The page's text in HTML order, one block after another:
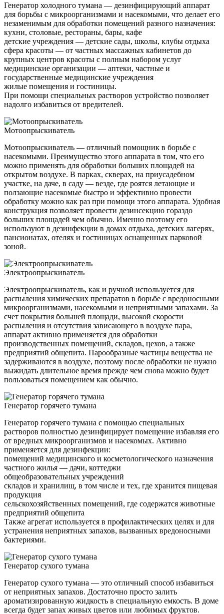
Генератор холодного тумана — дезинфицирующий аппарат
для борьбы с микроорганизмами и насекомыми, что делает его
незаменимым для обработки помещений разного назначения:
кухни, столовые, рестораны, бары, кафе
детские учреждения — детские сады, школы, клубы отдыха
сфера красоты — от частных массажных кабинетов до
крупных центров красоты с полным набором услуг
медицинские организации — аптеки, частные и
государственные медицинские учреждения
жилые помещения и гостиницы.
При помощи специальных растворов устройство позволяет
надолго избавиться от вредителей.
Мотоопрыскиватель
Мотоопрыскиватель — отличный помощник в борьбе с
насекомыми. Преимущество этого аппарата в том, что его
можно применять для обработки больших площадей на
открытом воздухе. В парках, скверах, на приусадебном
участке, на даче, в саду — везде, где роятся летающие и
ползающие насекомые быстро и эффективно провести
обработку можно как раз при помощи этого аппарата. Удобная
конструкция позволяет провести дезинсекцию гораздо
больших площадей чем обычно. Именно поэтому его
используют в дезинфекции в домах отдыха, детских лагерях,
пансионатах, отелях и гостиницах оснащенных парковой
зоной.
Электроопрыскиватель
Электроопрыскиватель, как и ручной используется для
распыления химических препаратов в борьбе с вредоносными
микроорганизмами, насекомыми и неприятными запахами. За
счет покрытия большей площади, высокой скорости
распыления и отсутствия зависающего в воздухе пара,
аппарат активно применяется для обработки
производственных помещений, складов, цехов, а также
предприятий общепита. Парообразные частицы вещества не
задерживаются в воздухе, поэтому после обработки не нужно
выжидать длительное время прежде чем снова можно будет
пользоваться помещением как обычно.
Генератор горячего тумана
Генератор горячего тумана с помощью специальных
растворов полностью дезинфицирует помещение избавляя его
от вредных микроорганизмов и насекомых. Активно
применяется для дезинфекции:
помещений медицинского и косметологического назначения
частного жилья — дачи, коттеджи
общеобразовательных учреждений
складов и хранилищ, в том числе и тех, где хранится пищевая
продукция
сельскохозяйственных помещений, где содержатся животные
предприятий общепита
Также агрегат используется в профилактических целях и для
устранения неприятных запахов, вызванных вредоносными
бактериями.
Генератор сухого тумана
Генератор сухого тумана — это отличный способ избавиться
от неприятных запахов. Достаточно просто залить
ароматизированную жидкость в специальную емкость. В доме
всегда будет запах живых цветов или любимых фруктов.